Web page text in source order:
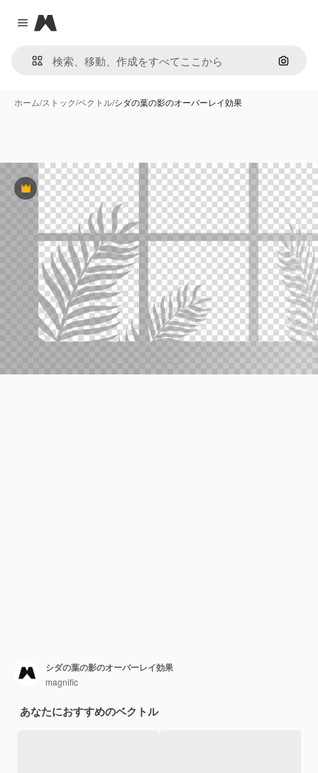
Close menu
Magnific
画像で
ホーム/ストック/ベクトル/シダの葉の影のオーバーレイ効果
Premium
シダの葉の影のオーバーレイ効果
magnific
あなたにおすすめのベクトル